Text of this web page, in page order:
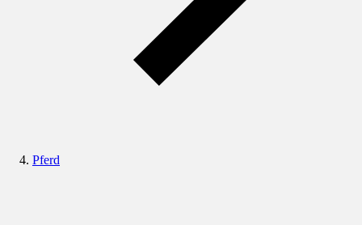
Pferd